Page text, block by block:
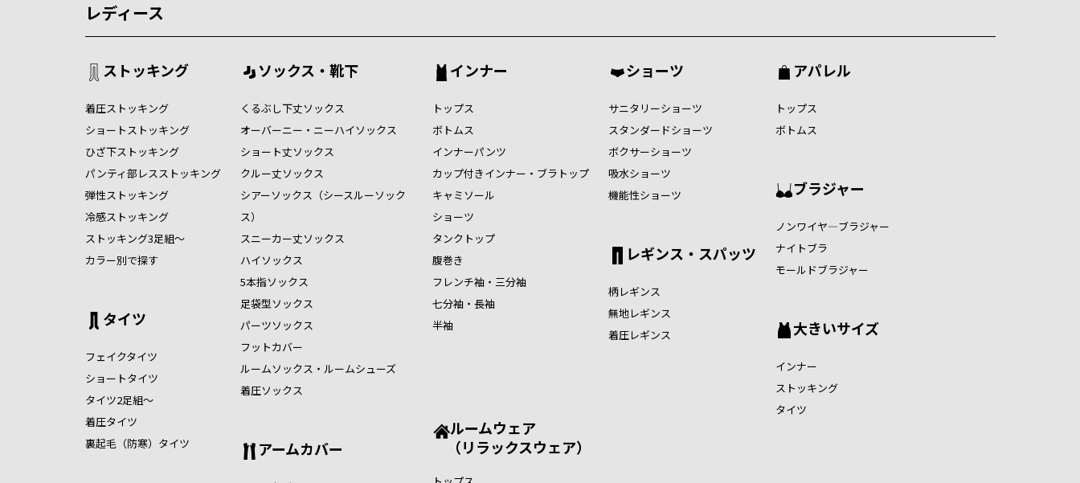
レディース
ストッキング
着圧ストッキング
ショートストッキング
ひざ下ストッキング
パンティ部レスストッキング
弾性ストッキング
冷感ストッキング
ストッキング3足組～
カラー別で探す
タイツ
フェイクタイツ
ショートタイツ
タイツ2足組～
着圧タイツ
裏起毛（防寒）タイツ
ソックス・靴下
くるぶし下丈ソックス
オーバーニー・ニーハイソックス
ショート丈ソックス
クルー丈ソックス
シアーソックス（シースルーソック
ス）
スニーカー丈ソックス
ハイソックス
5本指ソックス
足袋型ソックス
パーツソックス
フットカバー
ルームソックス・ルームシューズ
着圧ソックス
アームカバー
インナー
トップス
ボトムス
インナーパンツ
カップ付きインナー・ブラトップ
キャミソール
ショーツ
タンクトップ
腹巻き
フレンチ袖・三分袖
七分袖・長袖
半袖
ショーツ
サニタリーショーツ
スタンダードショーツ
ボクサーショーツ
吸水ショーツ
機能性ショーツ
レギンス・スパッツ
柄レギンス
無地レギンス
着圧レギンス
アパレル
トップス
ボトムス
ブラジャー
ノンワイヤ―ブラジャー
ナイトブラ
モールドブラジャー
大きいサイズ
インナー
ストッキング
タイツ
ルームウェア
（リラックスウェア）